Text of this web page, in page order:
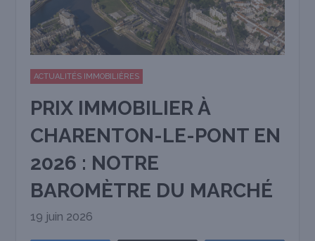
ACTUALITÉS IMMOBILIÈRES
PRIX IMMOBILIER À
CHARENTON-LE-PONT EN
2026 : NOTRE
BAROMÈTRE DU MARCHÉ
19 juin 2026